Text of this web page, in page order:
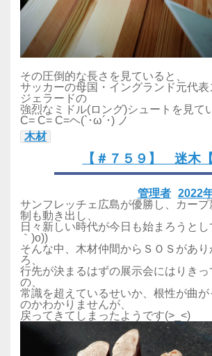
その圧倒的な長さを見ていると、
サッカーの母国・イングランド元代表
ジェラードの
強烈なミドル(ロング)シュートを見て
C= C= C=ヘ(`･ω´･) ノ
木材
【＃７５９】 迷木【
2022
管理者
サンフレッチェ広島が優勝し、カー
制も動き出し、
日々新しい時代が今日も始まろうとし
｀)o))
そんな中、木材仲間からＳＯＳがあり
ろ、
行先が決まるはずの展示会にはりき
の、
常識を超えているせいか、根性が曲
のかわかりませんが、
戻ってきてしまったようです(>_<)